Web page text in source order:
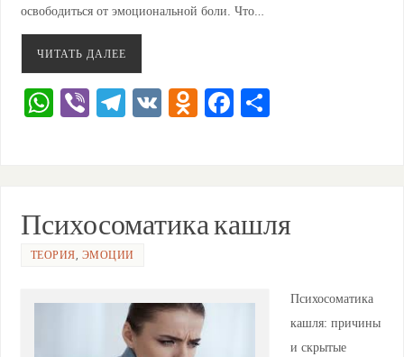
освободиться от эмоциональной боли. Что…
ЧИТАТЬ ДАЛЕЕ
W
h
A
p
Vi
b
T
el
a
m
V
K
O
d
kl
a
ni
ki
F
a
b
o
k
О
ть
Психосоматика кашля
ТЕОРИЯ, ЭМОЦИИ
Психосоматика
кашля: причины
и скрытые